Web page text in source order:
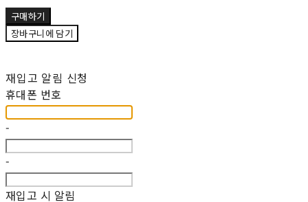
구매하기
장바구니에 담기
재입고 알림 신청
휴대폰 번호
-
-
재입고 시 알림